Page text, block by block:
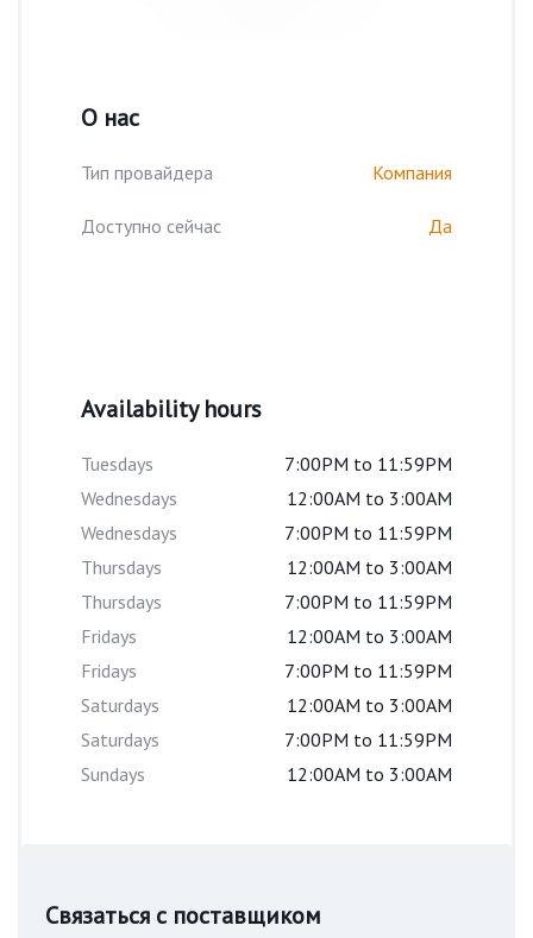
О нас
Тип провайдера Компания
Доступно сейчас Да
Availability hours
Tuesdays
7:00PM to 11:59PM
Wednesdays
12:00AM to 3:00AM
Wednesdays
7:00PM to 11:59PM
Thursdays
12:00AM to 3:00AM
Thursdays
7:00PM to 11:59PM
Fridays
12:00AM to 3:00AM
Fridays
7:00PM to 11:59PM
Saturdays
12:00AM to 3:00AM
Saturdays
7:00PM to 11:59PM
Sundays
12:00AM to 3:00AM
Связаться с поставщиком